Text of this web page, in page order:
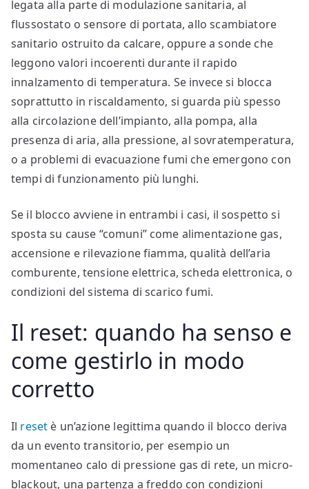
legata alla parte di modulazione sanitaria, al
flussostato o sensore di portata, allo scambiatore
sanitario ostruito da calcare, oppure a sonde che
leggono valori incoerenti durante il rapido
innalzamento di temperatura. Se invece si blocca
soprattutto in riscaldamento, si guarda più spesso
alla circolazione dell’impianto, alla pompa, alla
presenza di aria, alla pressione, al sovratemperatura,
o a problemi di evacuazione fumi che emergono con
tempi di funzionamento più lunghi.
Se il blocco avviene in entrambi i casi, il sospetto si
sposta su cause “comuni” come alimentazione gas,
accensione e rilevazione fiamma, qualità dell’aria
comburente, tensione elettrica, scheda elettronica, o
condizioni del sistema di scarico fumi.
Il reset: quando ha senso e
come gestirlo in modo
corretto
Il reset è un’azione legittima quando il blocco deriva
da un evento transitorio, per esempio un
momentaneo calo di pressione gas di rete, un micro-
blackout, una partenza a freddo con condizioni